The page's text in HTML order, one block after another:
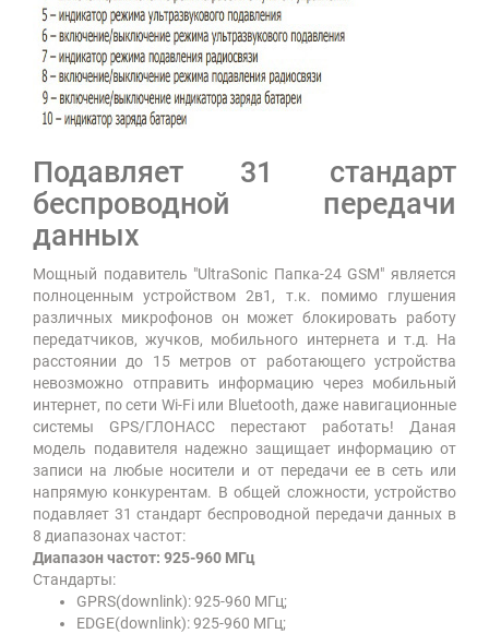
Подавляет 31 стандарт
беспроводной передачи
данных
Мощный подавитель "UltraSonic Папка-24 GSM" является
полноценным устройством 2в1, т.к. помимо глушения
различных микрофонов он может блокировать работу
передатчиков, жучков, мобильного интернета и т.д. На
расстоянии до 15 метров от работающего устройства
невозможно отправить информацию через мобильный
интернет, по сети Wi-Fi или Bluetooth, даже навигационные
системы GPS/ГЛОНАСС перестают работать! Даная
модель подавителя надежно защищает информацию от
записи на любые носители и от передачи ее в сеть или
напрямую конкурентам. В общей сложности, устройство
подавляет 31 стандарт беспроводной передачи данных в
8 диапазонах частот:
Диапазон частот: 925-960 МГц
Стандарты:
GPRS(downlink): 925-960 МГц;
EDGE(downlink): 925-960 МГц;